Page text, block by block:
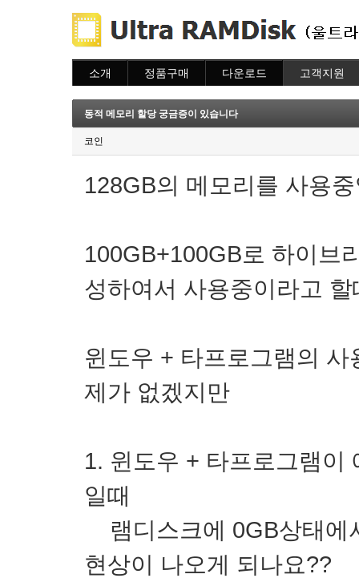
소개 정품구매
주문조회
이용안내
다운로드 고객지원
질문하기
동적 메모리 할당 궁금증이 있습니다
코인
128GB의 메모리를 사용
100GB+100GB로 하이브
성하여서 사용중이라고 할
윈도우 + 타프로그램의
제가 없겠지만
1. 윈도우 + 타프로그램이
일때
램디스크에 0GB상태에
현상이 나오게 되나요??